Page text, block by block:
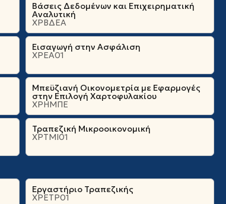
Βάσεις Δεδομένων και Επιχειρηματική
Αναλυτική
ΧΡΒΔΕΑ
Εισαγωγή στην Ασφάλιση
ΧΡΕΑ01
Μπεϋζιανή Οικονομετρία με Εφαρμογές
στην Επιλογή Χαρτοφυλακίου
ΧΡΗΜΠΕ
Τραπεζική Μικροοικονομική
ΧΡΤΜΙ01
Εργαστήριο Τραπεζικής
ΧΡΕΤΡ01